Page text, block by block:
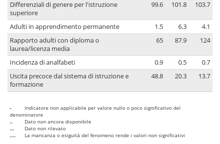
Differenziali di genere per l'istruzione
superiore
99.6 101.8 103.7
Adulti in apprendimento permanente 1.5 6.3
4.1
Rapporto adulti con diploma o
laurea/licenza media
65 87.9 124
Incidenza di analfabeti 0.9 0.5
0.7
Uscita precoce dal sistema di istruzione e
formazione
48.8 20.3 13.7
-
Indicatore non applicabile per valore nullo o poco significativo del
denominatore
..
Dato non ancora disponibile
...
Dato non rilevato
....
La mancanza o esiguità del fenomeno rende i valori non significativi